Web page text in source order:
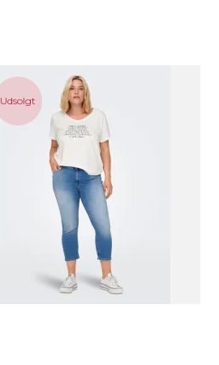
Udsolgt